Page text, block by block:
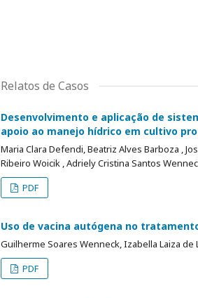
Relatos de Casos
Desenvolvimento e aplicação de
apoio ao manejo hídrico em cultivo
Maria Clara Defendi, Beatriz Alves Barboza ,
Ribeiro Woicik , Adriely Cristina Santos
PDF
Uso de vacina autógena no
Guilherme Soares Wenneck, Izabella Laiza de
PDF